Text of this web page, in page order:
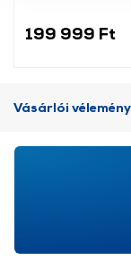
199 999 Ft
Vásárlói